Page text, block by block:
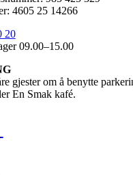
4605 25 14266
20
09.00–15.00
gjester om å benytte
En Smak kafé.